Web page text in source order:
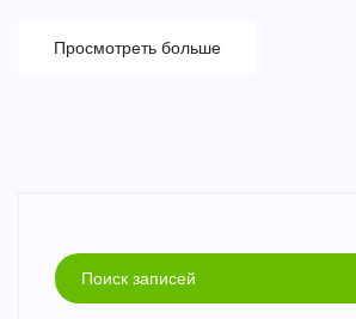
Просмотреть больше